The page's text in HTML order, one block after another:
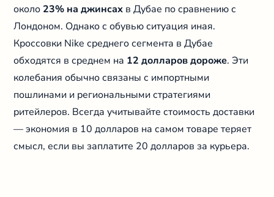
около 23% на джинсах в Дубае по сравнению с
Лондоном. Однако с обувью ситуация иная.
Кроссовки Nike среднего сегмента в Дубае
обходятся в среднем на 12 долларов дороже. Эти
колебания обычно связаны с импортными
пошлинами и региональными стратегиями
ритейлеров. Всегда учитывайте стоимость доставки
— экономия в 10 долларов на самом товаре теряет
смысл, если вы заплатите 20 долларов за курьера.